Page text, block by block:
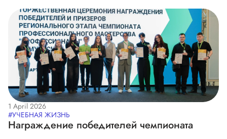
1 April 2026
#УЧЕБНАЯ ЖИЗНЬ
Награждение победителей чемпионата